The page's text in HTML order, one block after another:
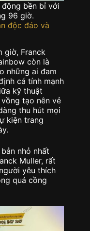
động bền bỉ với
96 giờ.
độc đáo và
giờ, Franck
còn là
những ai đam
cá tính mạnh
kỹ thuật
tạo nên vẻ
thu hút mọi
kiện trang
nhỏ nhất
Muller, rất
yêu thích
quá cồng